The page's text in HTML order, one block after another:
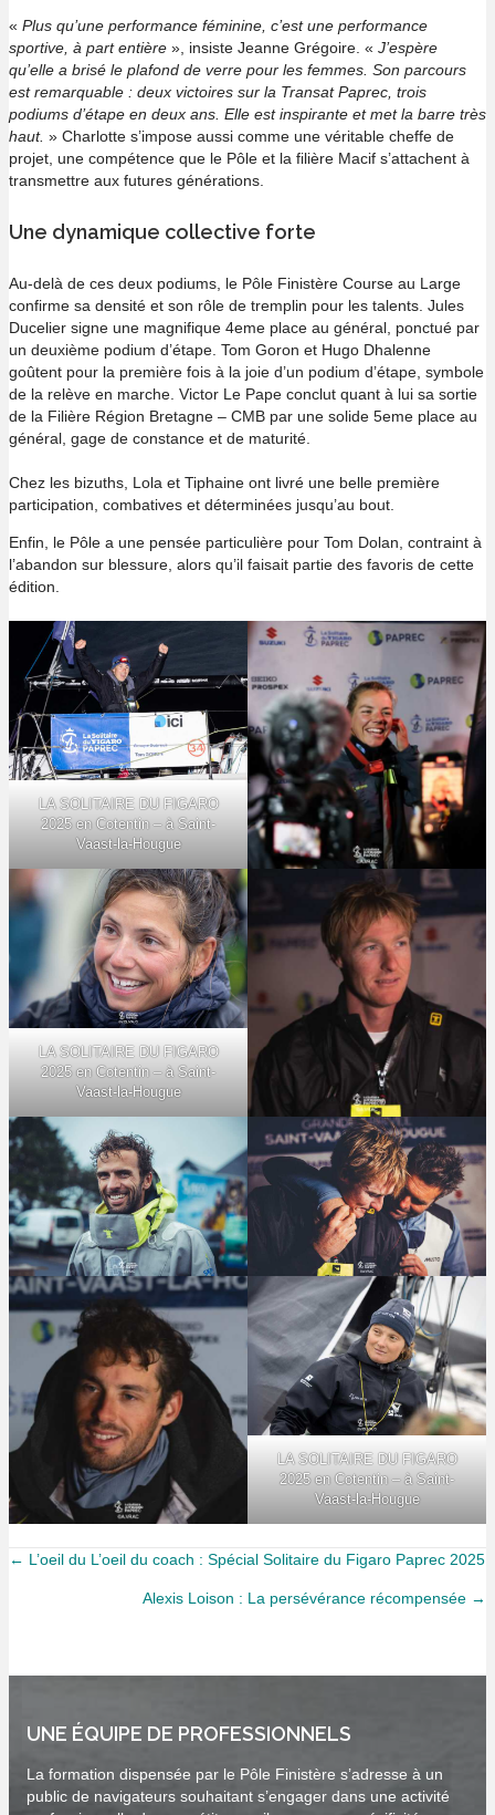
« Plus qu’une performance féminine, c’est une performance
sportive, à part entière », insiste Jeanne Grégoire. « J’espère
qu’elle a brisé le plafond de verre pour les femmes. Son parcours
est remarquable : deux victoires sur la Transat Paprec, trois
podiums d’étape en deux ans. Elle est inspirante et met la barre très
haut. » Charlotte s’impose aussi comme une véritable cheffe de
projet, une compétence que le Pôle et la filière Macif s’attachent à
transmettre aux futures générations.
Une dynamique collective forte
Au-delà de ces deux podiums, le Pôle Finistère Course au Large
confirme sa densité et son rôle de tremplin pour les talents. Jules
Ducelier signe une magnifique 4eme place au général, ponctué par
un deuxième podium d’étape. Tom Goron et Hugo Dhalenne
goûtent pour la première fois à la joie d’un podium d’étape, symbole
de la relève en marche. Victor Le Pape conclut quant à lui sa sortie
de la Filière Région Bretagne – CMB par une solide 5eme place au
général, gage de constance et de maturité.
Chez les bizuths, Lola et Tiphaine ont livré une belle première
participation, combatives et déterminées jusqu’au bout.
Enfin, le Pôle a une pensée particulière pour Tom Dolan, contraint à
l’abandon sur blessure, alors qu’il faisait partie des favoris de cette
édition.
LA SOLITAIRE DU FIGARO
2025 en Cotentin – à Saint-
Vaast-la-Hougue
LA SOLITAIRE DU FIGARO
2025 en Cotentin – à Saint-
Vaast-la-Hougue
LA SOLITAIRE DU FIGARO
2025 en Cotentin – à Saint-
Vaast-la-Hougue
Posts
navigation
← L’oeil du L’oeil du coach : Spécial Solitaire du Figaro Paprec 2025
Alexis Loison : La persévérance récompensée →
UNE ÉQUIPE DE PROFESSIONNELS
La formation dispensée par le Pôle Finistère s’adresse à un
public de navigateurs souhaitant s’engager dans une activité